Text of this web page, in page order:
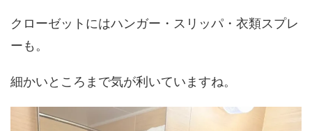
クローゼットにはハンガー・スリッパ・衣類スプレ
ーも。
細かいところまで気が利いていますね。